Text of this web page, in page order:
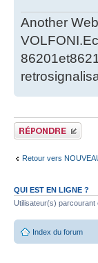
Another
Publier une réponse
Retour vers
QUI EST EN LIGNE ?
Utilisateur(s) parcourant
Index du forum